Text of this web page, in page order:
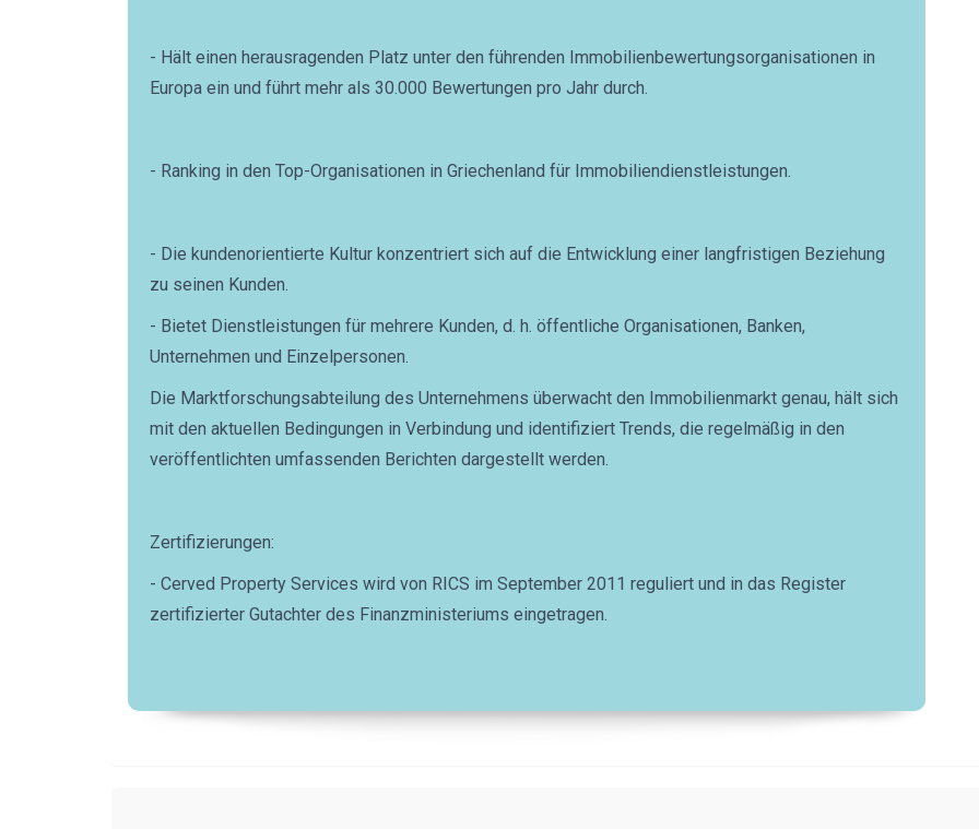
- Hält einen herausragenden Platz unter den führenden Immobilienbewertungsorganisationen in
Europa ein und führt mehr als 30.000 Bewertungen pro Jahr durch.
- Ranking in den Top-Organisationen in Griechenland für Immobiliendienstleistungen.
- Die kundenorientierte Kultur konzentriert sich auf die Entwicklung einer langfristigen Beziehung
zu seinen Kunden.
- Bietet Dienstleistungen für mehrere Kunden, d. h. öffentliche Organisationen, Banken,
Unternehmen und Einzelpersonen.
Die Marktforschungsabteilung des Unternehmens überwacht den Immobilienmarkt genau, hält sich
mit den aktuellen Bedingungen in Verbindung und identifiziert Trends, die regelmäßig in den
veröffentlichten umfassenden Berichten dargestellt werden.
Zertifizierungen:
- Cerved Property Services wird von RICS im September 2011 reguliert und in das Register
zertifizierter Gutachter des Finanzministeriums eingetragen.